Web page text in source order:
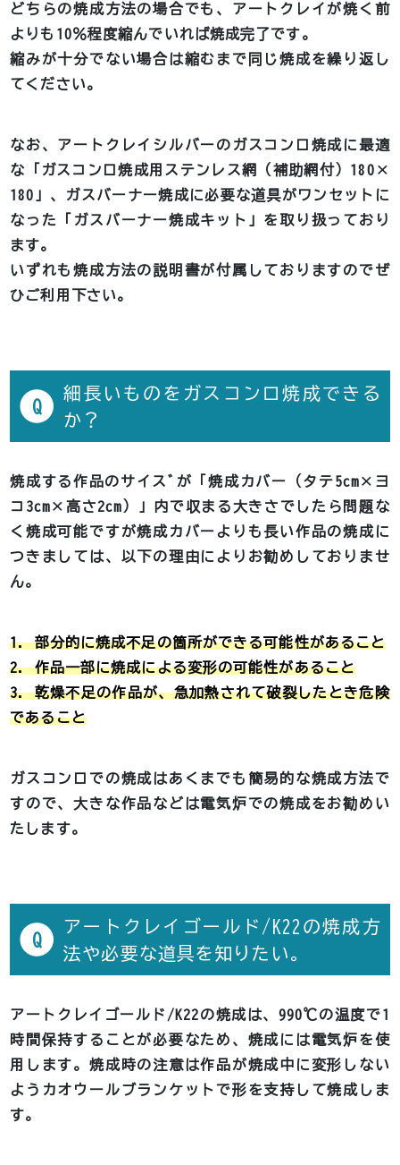
どちらの焼成方法の場合でも、アートクレイが焼く前
よりも10％程度縮んでいれば焼成完了です。
縮みが十分でない場合は縮むまで同じ焼成を繰り返し
てください。
なお、アートクレイシルバーのガスコンロ焼成に最適
な「ガスコンロ焼成用ステンレス網（補助網付）180×
180」、ガスバーナー焼成に必要な道具がワンセットに
なった「ガスバーナー焼成キット」を取り扱っており
ます。
いずれも焼成方法の説明書が付属しておりますのでぜ
ひご利用下さい。
Q
細長いものをガスコンロ焼成できる
か？
焼成する作品のサイスﾞが「焼成カバー（タテ5cm×ヨ
コ3cm×高さ2cm）」内で収まる大きさでしたら問題な
く焼成可能ですが焼成カバーよりも長い作品の焼成に
つきましては、以下の理由によりお勧めしておりませ
ん。
1. 部分的に焼成不足の箇所ができる可能性があること
2. 作品一部に焼成による変形の可能性があること
3. 乾燥不足の作品が、急加熱されて破裂したとき危険
であること
ガスコンロでの焼成はあくまでも簡易的な焼成方法で
すので、大きな作品などは電気炉での焼成をお勧めい
たします。
Q
アートクレイゴールド/K22の焼成方
法や必要な道具を知りたい。
アートクレイゴールド/K22の焼成は、990℃の温度で1
時間保持することが必要なため、焼成には電気炉を使
用します。焼成時の注意は作品が焼成中に変形しない
ようカオウールブランケットで形を支持して焼成しま
す。